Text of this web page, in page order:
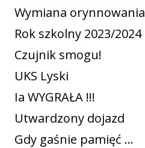
Wymiana orynnowania
Rok szkolny 2023/2024
Czujnik smogu!
UKS Lyski
Ia WYGRAŁA !!!
Utwardzony dojazd
Gdy gaśnie pamięć ...